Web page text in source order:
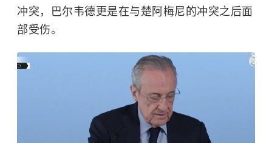
冲突，巴尔韦德更是在与楚阿梅尼的冲突之后面
部受伤。